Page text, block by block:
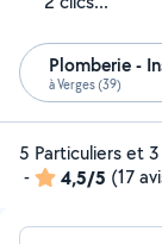
Plomberie -
à Verges (39)
5 Particuliers et
-
4,5/5 (17